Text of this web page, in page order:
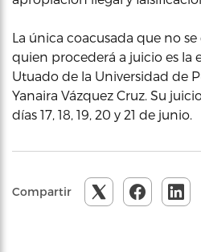
La única coacusada que no
quien procederá a juicio es la
Utuado de la Universidad de
Yanaira Vázquez Cruz. Su
días 17, 18, 19, 20 y 21 de junio.
Compartir